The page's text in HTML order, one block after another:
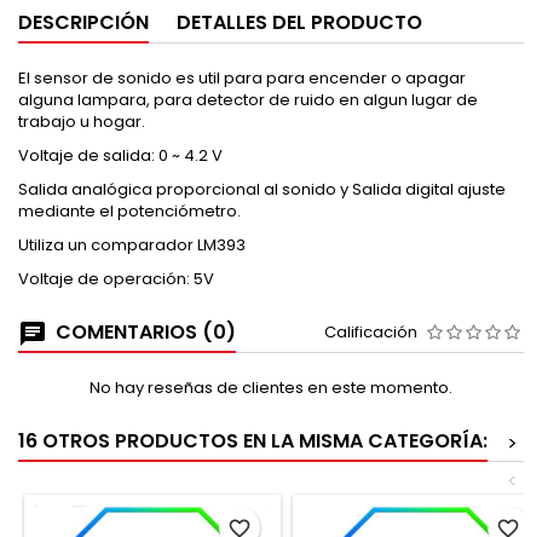
DESCRIPCIÓN DETALLES DEL PRODUCTO
El sensor de sonido es util para para encender o apagar
alguna lampara, para detector de ruido en algun lugar de
trabajo u hogar.
Voltaje de salida: 0 ~ 4.2 V
Salida analógica proporcional al sonido y Salida digital ajuste
mediante el potenciómetro.
Utiliza un comparador LM393
Voltaje de operación: 5V
COMENTARIOS (0) Calificación
No hay reseñas de clientes en este momento.
16 OTROS PRODUCTOS EN LA MISMA CATEGORÍA:
>
<
favorite_border favorite_border